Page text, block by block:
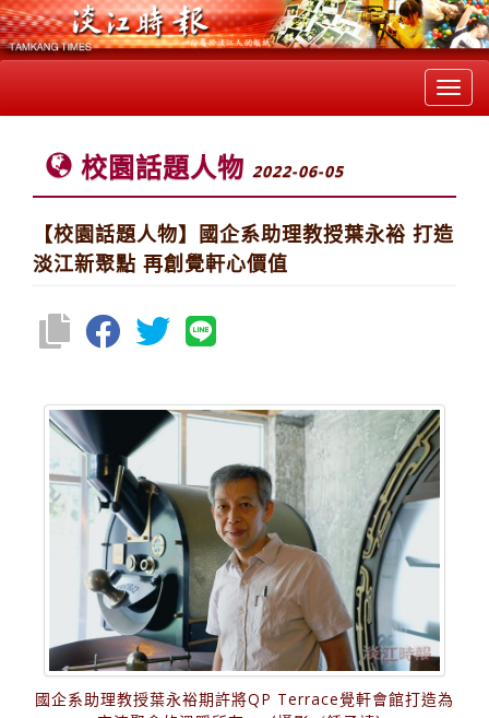
校園話題人物 2022-06-05
【校園話題人物】國企系助理教授葉永裕 打造
淡江新聚點 再創覺軒心價值
國企系助理教授葉永裕期許將QP Terrace覺軒會館打造為